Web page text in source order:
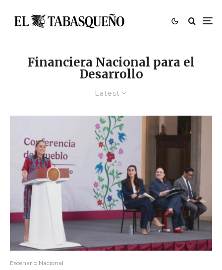
Financiera Nacional para el
Desarrollo
Latest
Escenario Nacional